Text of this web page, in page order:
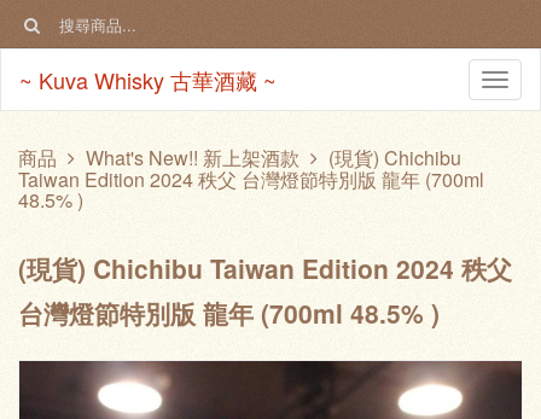
~ Kuva Whisky 古華酒藏 ~
商品 What's New!! 新上架酒款 (現貨) Chichibu
Taiwan Edition 2024 秩父 台灣燈節特別版 龍年 (700ml
48.5% )
(現貨) Chichibu Taiwan Edition 2024 秩父
台灣燈節特別版 龍年 (700ml 48.5% )